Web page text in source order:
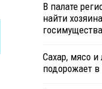
В палате
найти
госимущества
Сахар, мясо и
подорожает